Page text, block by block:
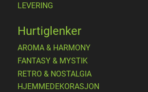
LEVERING
Hurtiglenker
AROMA & HARMONY
FANTASY & MYSTIK
RETRO & NOSTALGIA
HJEMMEDEKORASJON